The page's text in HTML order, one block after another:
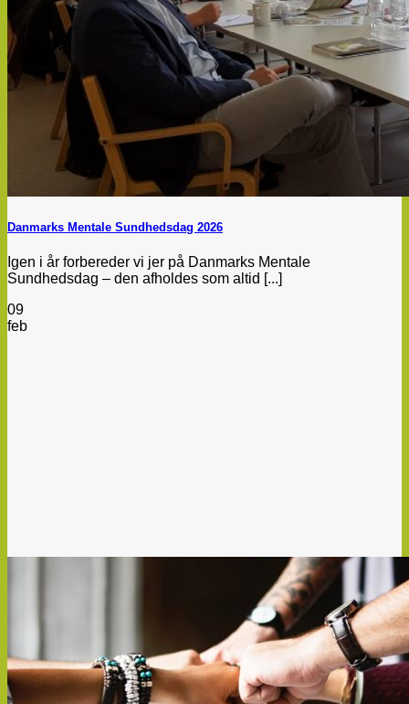
Danmarks Mentale Sundhedsdag 2026
Igen i år forbereder vi jer på Danmarks Mentale
Sundhedsdag – den afholdes som altid [...]
09
feb